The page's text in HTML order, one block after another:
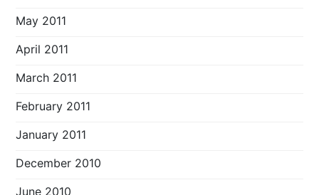
May 2011
April 2011
March 2011
February 2011
January 2011
December 2010
June 2010